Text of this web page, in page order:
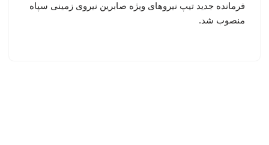
فرمانده جدید تیپ نیروهای ویژه صابرین نیروی زمینی سپاه
منصوب شد.